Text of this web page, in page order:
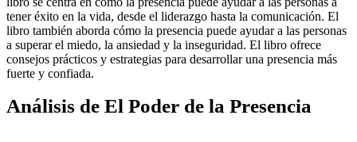
tener éxito en la vida, desde el liderazgo hasta la comunicación. El
libro también aborda cómo la presencia puede ayudar a las personas
a superar el miedo, la ansiedad y la inseguridad. El libro ofrece
consejos prácticos y estrategias para desarrollar una presencia más
fuerte y confiada.
Análisis de El Poder de la Presencia